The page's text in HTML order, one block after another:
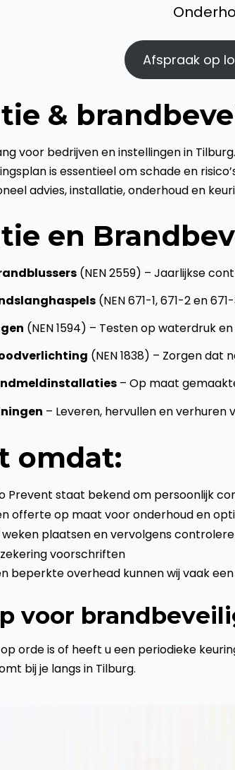
Afspraak op
&
voor bedrijven en instellingen in
is essentieel om schade en
advies, installatie, onderhoud en
en
(NEN 2559) – Jaarlijkse
(NEN 671-1, 671-2 en
(NEN 1594) – Testen op waterdruk
(NEN 1838) – Zorgen
– Op maat
– Leveren, hervullen en verhuren
omdat:
Prevent staat bekend om persoonlijk
offerte op maat voor onderhoud en
plaatsen en vervolgens
voorschriften
beperkte overhead kunnen wij vaak
voor
orde is of heeft u een periodieke
bij je langs in Tilburg.